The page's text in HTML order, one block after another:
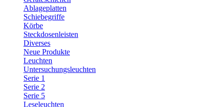
Ablageplatten
Schiebegriffe
Körbe
Steckdosenleisten
Diverses
Neue Produkte
Leuchten
Untersuchungsleuchten
Serie 1
Serie 2
Serie 5
Leseleuchten